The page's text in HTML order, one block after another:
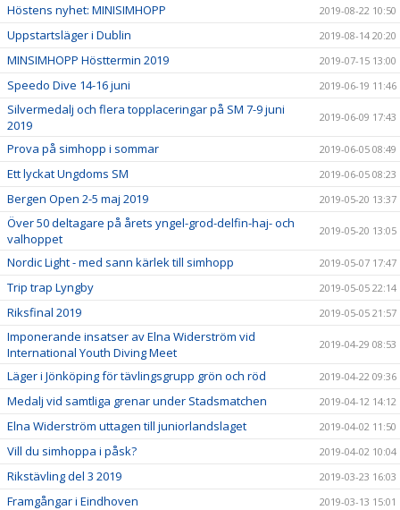
Höstens nyhet: MINISIMHOPP 2019-08-22 10:50
Uppstartsläger i Dublin 2019-08-14 20:20
MINSIMHOPP Hösttermin 2019 2019-07-15 13:00
Speedo Dive 14-16 juni 2019-06-19 11:46
Silvermedalj och flera topplaceringar på SM 7-9 juni
2019
2019-06-09 17:43
Prova på simhopp i sommar 2019-06-05 08:49
Ett lyckat Ungdoms SM 2019-06-05 08:23
Bergen Open 2-5 maj 2019 2019-05-20 13:37
Över 50 deltagare på årets yngel-grod-delfin-haj- och
valhoppet
2019-05-20 13:05
Nordic Light - med sann kärlek till simhopp 2019-05-07 17:47
Trip trap Lyngby 2019-05-05 22:14
Riksfinal 2019 2019-05-05 21:57
Imponerande insatser av Elna Widerström vid
International Youth Diving Meet
2019-04-29 08:53
Läger i Jönköping för tävlingsgrupp grön och röd 2019-04-22 09:36
Medalj vid samtliga grenar under Stadsmatchen 2019-04-12 14:12
Elna Widerström uttagen till juniorlandslaget 2019-04-02 11:50
Vill du simhoppa i påsk? 2019-04-02 10:04
Rikstävling del 3 2019 2019-03-23 16:03
Framgångar i Eindhoven 2019-03-13 15:01